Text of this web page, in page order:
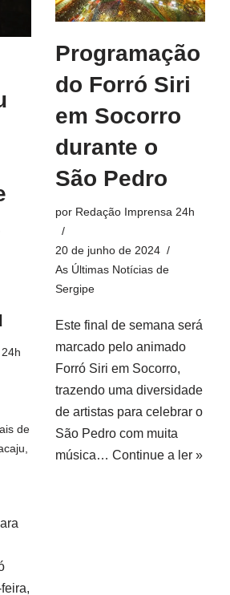
de
Programação
do Forró Siri
em Socorro
durante o
São Pedro
por Redação Imprensa 24h
20 de junho de 2024
As Últimas Notícias de
Sergipe
Este final de semana será
marcado pelo animado
Forró Siri em Socorro,
trazendo uma diversidade
de artistas para celebrar o
São Pedro com muita
música… Continue a ler »